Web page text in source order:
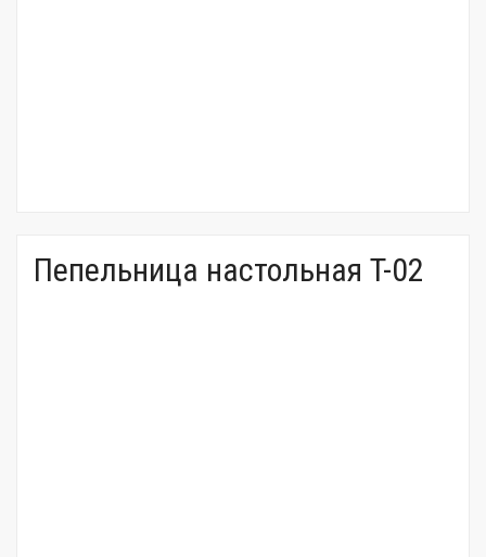
Пепельница настольная T-02